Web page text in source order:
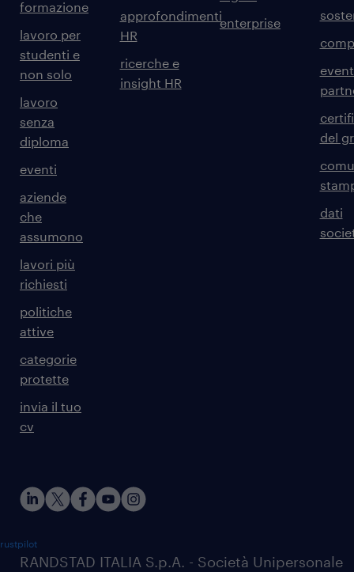
formazione
lavoro per
studenti e
non solo
lavoro
senza
diploma
eventi
aziende
che
assumono
lavori più
richiesti
politiche
attive
categorie
protette
invia il tuo
cv
approfondimenti
HR
ricerche e
insight HR
enterprise
del
dati
RANDSTAD ITALIA S.p.A. - Società Unipersonale